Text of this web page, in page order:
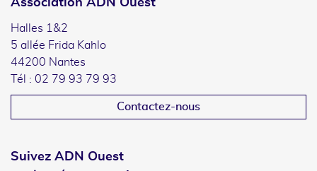
Halles 1&2
5 allée Frida Kahlo
44200 Nantes
Tél : 02 79 93 79 93
Contactez-nous
Suivez ADN Ouest